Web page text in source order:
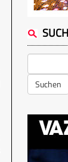
Suchen